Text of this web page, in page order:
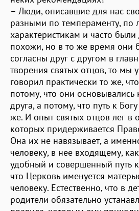
– Люди, описавшие для нас
разными по темпераменту, по
характеристикам и часто были
похожи, но в то же время они
согласны друг с другом в
творения святых отцов, то мы
говорил практически то же,
потому, что они основывались
друга, а потому, что путь к
же. И опыт святых отцов лег в
которых придерживается
Она их не навязывает, а
человеку, в нее входящему,
удобный и совершенный путь
что Церковь именуется
человеку. Естественно, что в
родители обязательно